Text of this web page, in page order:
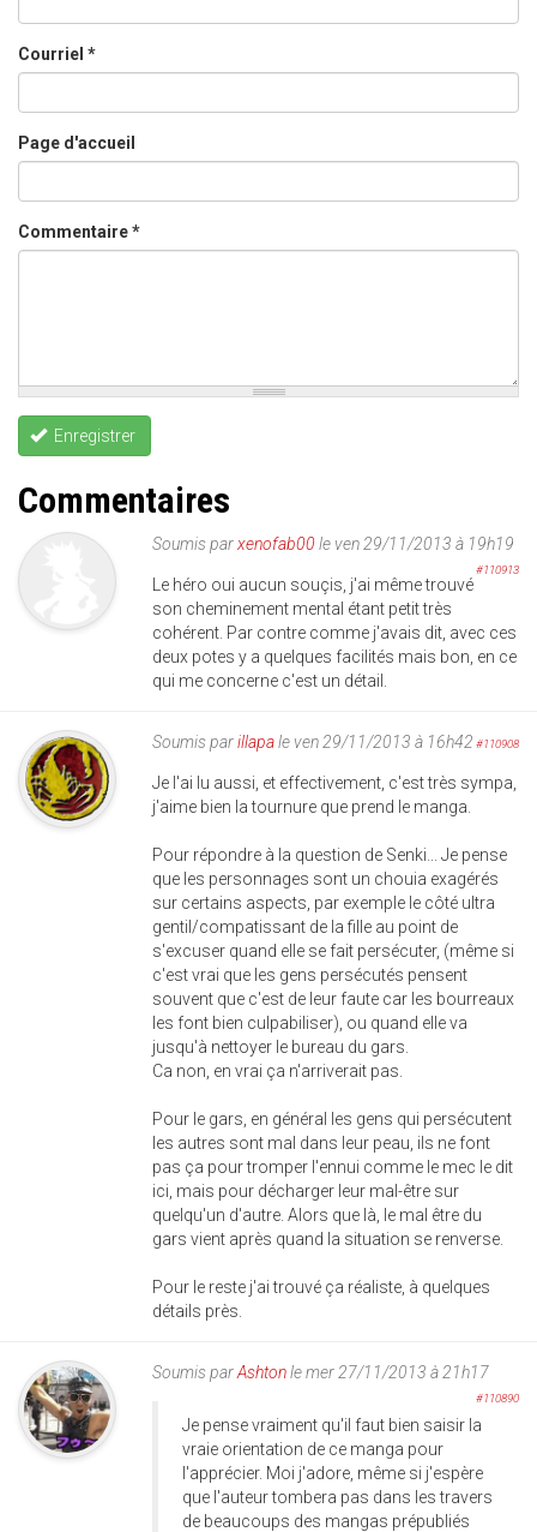
Courriel *
Page d'accueil
Commentaire*
Enregistrer
Commentaires
Soumis parxenofab00 le ven 29/11/2013 à 19h19
#110913
Le héro oui aucun souçis, j'ai même trouvé
son cheminement mental étant petit très
cohérent. Par contre comme j'avais dit, avec ces
deux potes y a quelques facilités mais bon, en ce
qui me concerne c'est un détail.
Soumis parillapale ven 29/11/2013 à 16h42 #110908
Je l'ai lu aussi, et effectivement, c'est très sympa,
j'aime bien la tournure que prend le manga.
Pour répondre à la question de Senki... Je pense
que les personnages sont un chouia exagérés
sur certains aspects, par exemple le côté ultra
gentil/compatissant de la fille au point de
s'excuser quand elle se fait persécuter, (même si
c'est vrai que les gens persécutés pensent
souvent que c'est de leur faute car les bourreaux
les font bien culpabiliser), ou quand elle va
jusqu'à nettoyer le bureau du gars.
Ca non, en vrai ça n'arriverait pas.
Pour le gars, en général les gens qui persécutent
les autres sont mal dans leur peau, ils ne font
pas ça pour tromper l'ennui comme le mec le dit
ici, mais pour décharger leur mal-être sur
quelqu'un d'autre. Alors que là, le mal être du
gars vient après quand la situation se renverse.
Pour le reste j'ai trouvé ça réaliste, à quelques
détails près.
Soumis parAshtonle mer 27/11/2013 à 21h17
#110890
Je pense vraiment qu'il faut bien saisir la
vraie orientation de ce manga pour
l'apprécier. Moi j'adore, même si j'espère
que l'auteur tombera pas dans les travers
de beaucoups des mangas prépubliés